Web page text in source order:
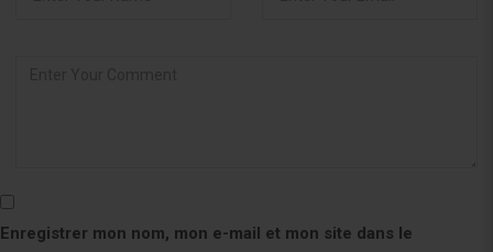
Enregistrer mon nom, mon e-mail et mon site dans le